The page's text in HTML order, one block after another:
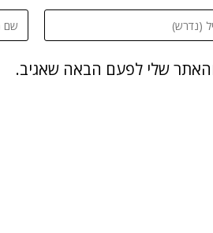
שלי לפעם הבאה שאגיב.